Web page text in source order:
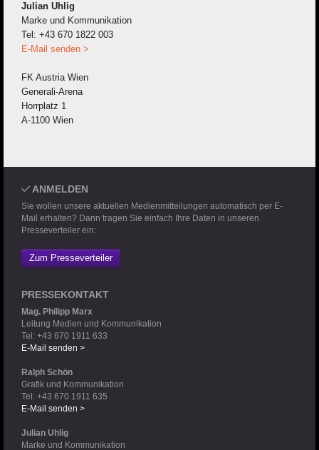
Julian Uhlig
Marke und Kommunikation
Tel: +43 670 1822 003
E-Mail senden >
FK Austria Wien
Generali-Arena
Horrplatz 1
A-1100 Wien
ANMELDEN
Sie wollen unsere aktuellen Medienmitteilungen automatisch per E-
Mail erhalten? Dann tragen Sie einfach Ihre Daten in unseren
Presseverteiler ein:
Zum Presseverteiler
PRESSEKONTAKT
Mag. Philipp Marx
Leitung Medien und Kommunikation
Tel: +43 670 1911 633
E-Mail senden >
Ralph Schön
Grafik und Kommunikation
Tel: +43 670 1911 635
E-Mail senden >
Julian Uhlig
Marke und Kommunikation